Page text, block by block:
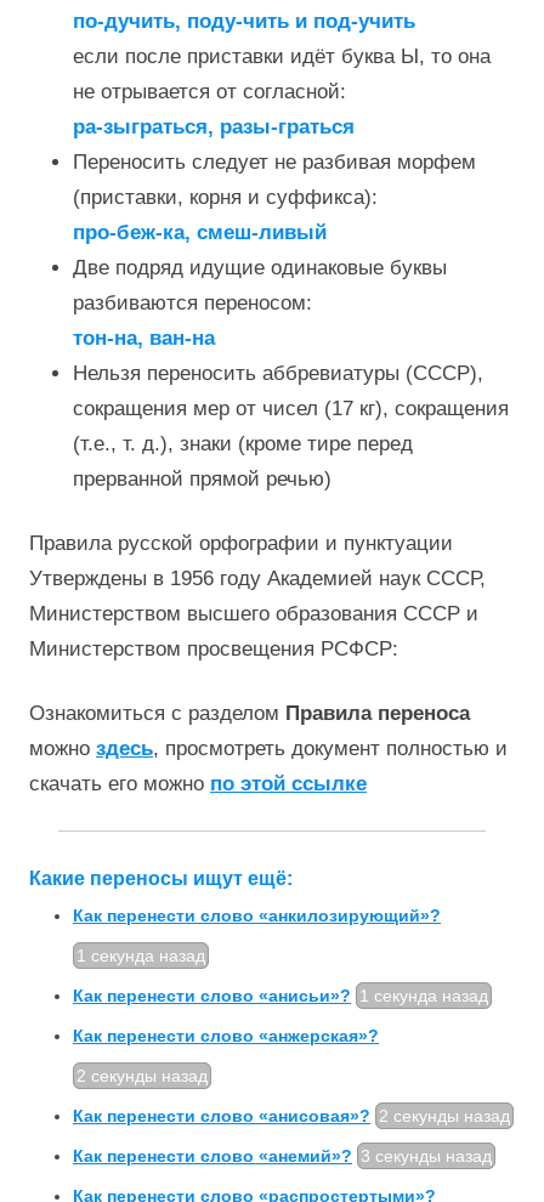
по-дучить, поду-чить и под-учить
если после приставки идёт буква Ы, то она
не отрывается от согласной:
ра-зыграться, разы-граться
Переносить следует не разбивая морфем
(приставки, корня и суффикса):
про-беж-ка, смеш-ливый
Две подряд идущие одинаковые буквы
разбиваются переносом:
тон-на, ван-на
Нельзя переносить аббревиатуры (СССР),
сокращения мер от чисел (17 кг), сокращения
(т.е., т. д.), знаки (кроме тире перед
прерванной прямой речью)
Правила русской орфографии и пунктуации
Утверждены в 1956 году Академией наук СССР,
Министерством высшего образования СССР и
Министерством просвещения РСФСР:
Ознакомиться с разделом Правила переноса
можно здесь, просмотреть документ полностью и
скачать его можно по этой ссылке
Какие переносы ищут ещё:
Как перенести слово «анкилозирующий»?
1 секунда назад
Как перенести слово «анисьи»? 1 секунда назад
Как перенести слово «анжерская»?
2 секунды назад
Как перенести слово «анисовая»? 2 секунды назад
Как перенести слово «анемий»? 3 секунды назад
Как перенести слово «распростертыми»?